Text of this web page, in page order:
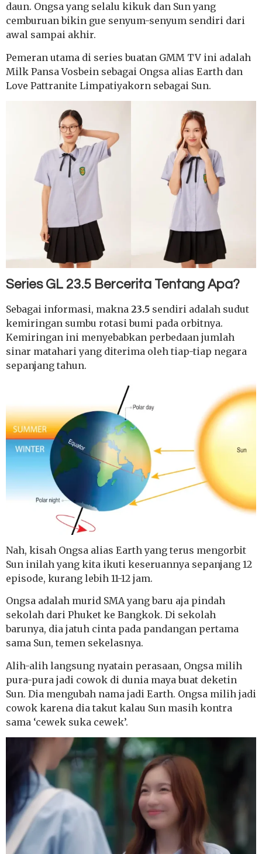
daun. Ongsa yang selalu kikuk dan Sun yang
cemburuan bikin gue senyum-senyum sendiri dari
awal sampai akhir.
Pemeran utama di series buatan GMM TV ini adalah
Milk Pansa Vosbein sebagai Ongsa alias Earth dan
Love Pattranite Limpatiyakorn sebagai Sun.
Series GL 23.5 Bercerita Tentang Apa?
Sebagai informasi, makna 23.5 sendiri adalah sudut
kemiringan sumbu rotasi bumi pada orbitnya.
Kemiringan ini menyebabkan perbedaan jumlah
sinar matahari yang diterima oleh tiap-tiap negara
sepanjang tahun.
Nah, kisah Ongsa alias Earth yang terus mengorbit
Sun inilah yang kita ikuti keseruannya sepanjang 12
episode, kurang lebih 11-12 jam.
Ongsa adalah murid SMA yang baru aja pindah
sekolah dari Phuket ke Bangkok. Di sekolah
barunya, dia jatuh cinta pada pandangan pertama
sama Sun, temen sekelasnya.
Alih-alih langsung nyatain perasaan, Ongsa milih
pura-pura jadi cowok di dunia maya buat deketin
Sun. Dia mengubah nama jadi Earth. Ongsa milih jadi
cowok karena dia takut kalau Sun masih kontra
sama ‘cewek suka cewek’.